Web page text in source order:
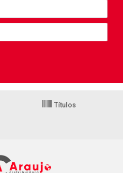
Títulos